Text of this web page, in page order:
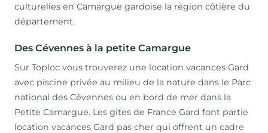
culturelles en Camargue gardoise la région côtière du
département.
Des Cévennes à la petite Camargue
Sur Toploc vous trouverez une location vacances Gard
avec piscine privée au milieu de la nature dans le Parc
national des Cévennes ou en bord de mer dans la
Petite Camargue. Les gites de France Gard font partie
location vacances Gard pas cher qui offrent un cadre